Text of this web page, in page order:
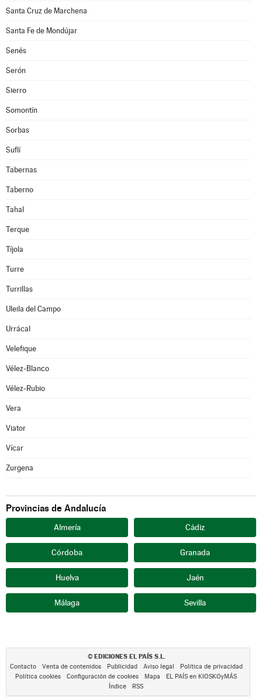
Santa Cruz de Marchena
Santa Fe de Mondújar
Senés
Serón
Sierro
Somontín
Sorbas
Suflí
Tabernas
Taberno
Tahal
Terque
Tíjola
Turre
Turrillas
Uleila del Campo
Urrácal
Velefique
Vélez-Blanco
Vélez-Rubio
Vera
Viator
Vícar
Zurgena
Provincias de Andalucía
Almería Cádiz
Córdoba Granada
Huelva Jaén
Málaga Sevilla
© EDICIONES EL PAÍS S.L.
Contacto Venta de contenidos Publicidad Aviso legal
Política de privacidad
Política cookies
Configuración de cookies Mapa
EL PAÍS en KIOSKOyMÁS
Índice
RSS